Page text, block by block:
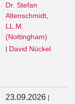
Dr. Stefan
Altenschmidt,
LL.M.
(Nottingham)
David Nückel
23.09.2026